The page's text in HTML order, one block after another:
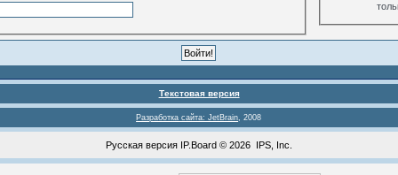
Текстовая версия
Разработка сайта: JetBrain, 2008
Русская версия IP.Board© 2026 IPS, Inc